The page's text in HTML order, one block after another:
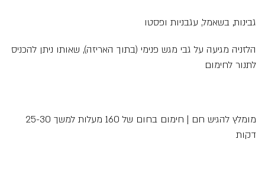
גבינות, בשאמל, עגבניות ופסטו
הלזניה מגיעה על גבי מגש פנימי (בתוך האריזה), שאותו ניתן להכניס
לתנור לחימום
מומלץ להגיש חם | חימום בחום של 160 מעלות למשך 25-30
דקות